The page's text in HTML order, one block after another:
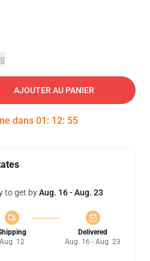
AJOUTER AU PANIER
dans 01 : 12: 55
to get byAug. 16 - Aug. 23
Aug. 12
Delivered
Aug. 16 - Aug. 23